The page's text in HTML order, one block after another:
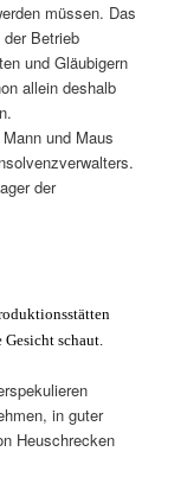
müssen. Das
Betrieb
und Gläubigern
allein deshalb
und Maus
der
schaut.
in guter
Heuschrecken